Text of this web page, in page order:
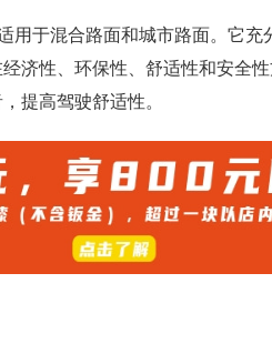
用于混合路面和城市路面。它充
济性、环保性、舒适性和安全
提高驾驶舒适性。